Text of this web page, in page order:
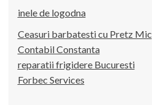
inele de logodna
Ceasuri barbatesti cu Pretz Mic
Contabil Constanta
reparatii frigidere Bucuresti
Forbec Services